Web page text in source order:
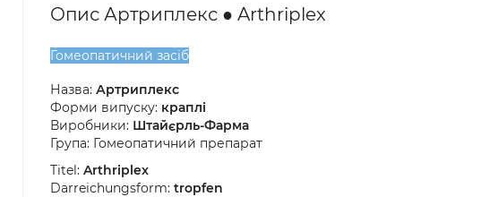
Опис Артриплекс ● Arthriplex
Гомеопатичний засіб
Назва: Артриплекс
Форми випуску: краплі
Виробники: Штайєрль-Фарма
Група: Гомеопатичний препарат
Titel: Arthriplex
Darreichungsform: tropfen